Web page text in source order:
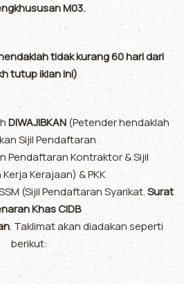
M03.
tidak kurang 60 hari dari
tutup iklan ini)
DIWAJIBKAN(Petender hendaklah
Sijil Pendaftaran
Pendaftaran Kontraktor & Sijil
Kerajaan) & PKK
(Sijil Pendaftaran Syarikat.Surat
Khas CIDB
. Taklimat akan diadakan seperti
berikut: